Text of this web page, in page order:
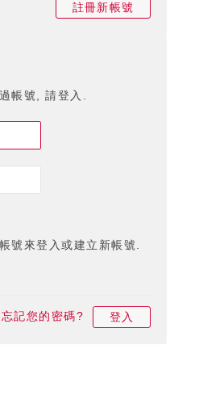
註冊新帳號
帳號, 請登入.
號來登入或建立新帳號.
忘記您的密碼? 登入